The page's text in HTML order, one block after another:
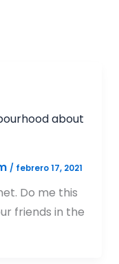
about
/ febrero 17, 2021
Do me this
friends in the